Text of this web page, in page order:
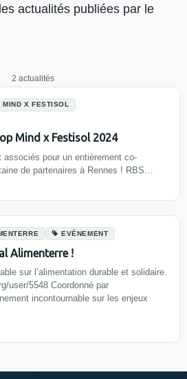
actualités publiées par le
2 actualités
MIND X FESTISOL
Mind x Festisol 2024
pour un entièrement co-
de partenaires à Rennes ! RBS…
EVÉNEMENT
Alimenterre !
sur l’alimentation durable et solidaire.
user/5548 Coordonné par
incontournable sur les enjeux